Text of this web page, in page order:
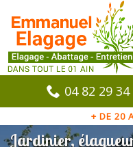
04 82 29 34
+ DE 20
Jardinier,